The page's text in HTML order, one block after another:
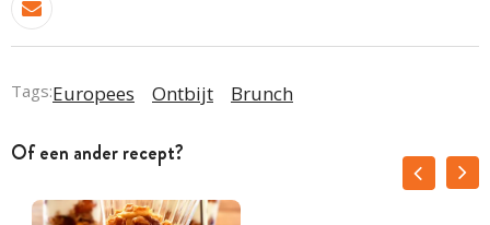
Tags:Europees Ontbijt Brunch
Of een ander recept?